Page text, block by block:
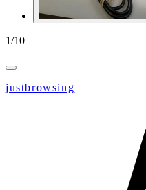
1/10
justbrowsing